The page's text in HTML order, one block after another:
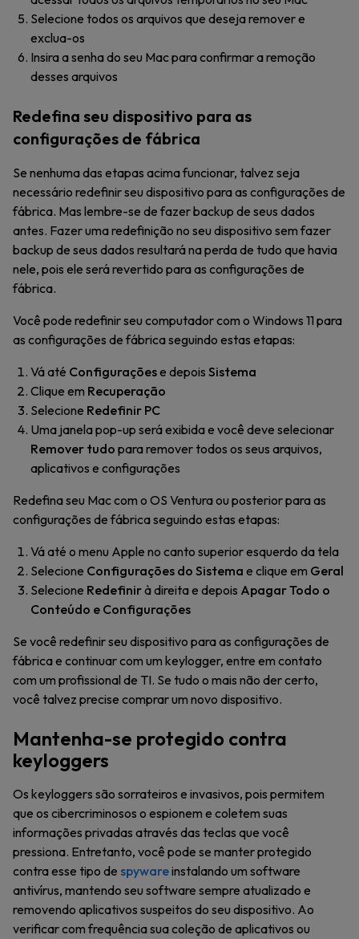
Selecione todos os arquivos que deseja remover e
exclua-os
Insira a senha do seu Mac para confirmar a remoção
desses arquivos
Redefina seu dispositivo para as
configurações de fábrica
Se nenhuma das etapas acima funcionar, talvez seja
necessário redefinir seu dispositivo para as configurações de
fábrica. Mas lembre-se de fazer backup de seus dados
antes. Fazer uma redefinição no seu dispositivo sem fazer
backup de seus dados resultará na perda de tudo que havia
nele, pois ele será revertido para as configurações de
fábrica.
Você pode redefinir seu computador com o Windows 11 para
as configurações de fábrica seguindo estas etapas:
Vá até Configuraçõese depois Sistema
Clique em Recuperação
Selecione Redefinir PC
Uma janela pop-up será exibida e você deve selecionar
Remover tudo para remover todos os seus arquivos,
aplicativos e configurações
Redefina seu Mac com o OS Ventura ou posterior para as
configurações de fábrica seguindo estas etapas:
Vá até o menu Apple no canto superior esquerdo da tela
Selecione Configurações do Sistema e clique em Geral
Selecione Redefinirà direita e depois Apagar Todo o
Conteúdo e Configurações
Se você redefinir seu dispositivo para as configurações de
fábrica e continuar com um keylogger, entre em contato
com um profissional de TI. Se tudo o mais não der certo,
você talvez precise comprar um novo dispositivo.
Mantenha-se protegido contra
keyloggers
Os keyloggers são sorrateiros e invasivos, pois permitem
que os cibercriminosos o espionem e coletem suas
informações privadas através das teclas que você
pressiona. Entretanto, você pode se manter protegido
contra esse tipo de spywareinstalando um software
antivírus, mantendo seu software sempre atualizado e
removendo aplicativos suspeitos do seu dispositivo. Ao
verificar com frequência sua coleção de aplicativos ou